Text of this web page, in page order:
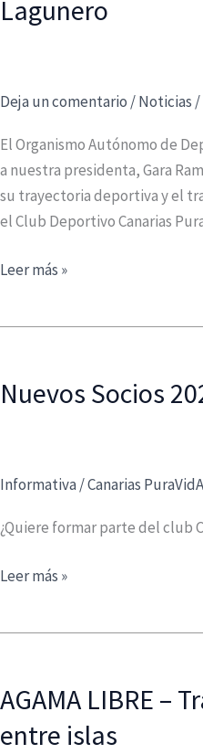
Lagunero
Deja un comentario/Noticias/
El Organismo Autónomo de
a nuestra presidenta, Gara
su trayectoria deportiva y el
el Club Deportivo Canarias
Gara
sección
de
Lagunero
Leer más »
Nuevos Socios
Informativa/Canarias
¿Quiere formar parte del club
Nuevos
Club!
Leer más »
AGAMA LIBRE –
entre islas